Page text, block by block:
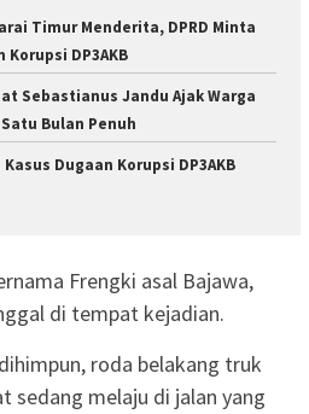
Timur Menderita, DPRD Minta
DP3AKB
Sebastianus Jandu Ajak Warga
Bulan Penuh
Dugaan Korupsi DP3AKB
Frengki asal Bajawa,
di tempat kejadian.
roda belakang truk
sedang melaju di jalan yang